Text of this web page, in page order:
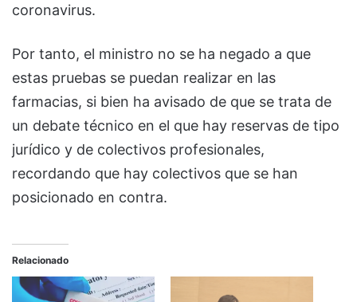
coronavirus.
Por tanto, el ministro no se ha negado a que
estas pruebas se puedan realizar en las
farmacias, si bien ha avisado de que se trata de
un debate técnico en el que hay reservas de tipo
jurídico y de colectivos profesionales,
recordando que hay colectivos que se han
posicionado en contra.
Relacionado